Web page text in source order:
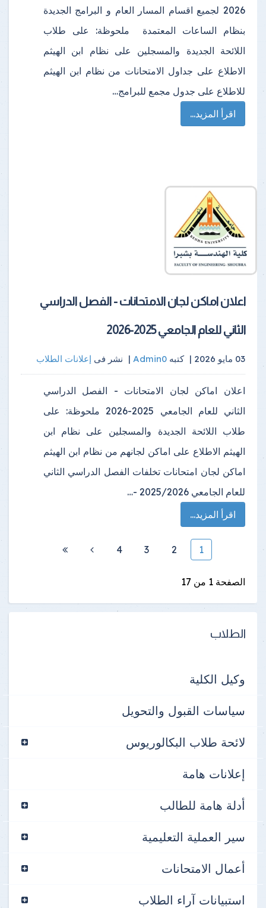
2026 لجميع اقسام المسار العام و البرامج الجديدة
بنظام الساعات المعتمدة ملحوظة: على طلاب
اللائحة الجديدة والمسجلين على نظام ابن الهيثم
الاطلاع على جداول الامتحانات من نظام ابن الهيثم
للاطلاع على جدول مجمع للبرامج…
اقرأ المزيد...
اعلان اماكن لجان الامتحانات - الفصل الدراسي
الثاني للعام الجامعي 2025-2026
03 مايو 2026 | كتبه Admin0
| نشر فى إعلانات الطلاب
اعلان اماكن لجان الامتحانات - الفصل الدراسي
الثاني للعام الجامعي 2025-2026 ملحوظة: على
طلاب اللائحة الجديدة والمسجلين على نظام ابن
الهيثم الاطلاع على اماكن لجانهم من نظام ابن الهيثم
اماكن لجان امتحانات تخلفات الفصل الدراسي الثاني
للعام الجامعي 2025/2026 -…
اقرأ المزيد...
1
2
3
4
الصفحة 1 من 17
الطلاب
وكيل الكلية
سياسات القبول والتحويل
لائحة طلاب البكالوريوس
إعلانات هامة
أدلة هامة للطالب
سير العملية التعليمية
أعمال الامتحانات
استبيانات آراء الطلاب